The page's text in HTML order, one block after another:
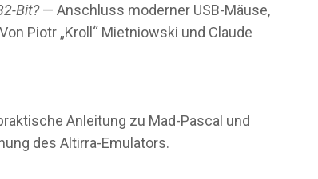
Bit?— Anschluss moderner USB-Mäuse,
Piotr „Kroll“ Mietniowski und Claude
Anleitung zu Mad-Pascal und
des Altirra-Emulators.